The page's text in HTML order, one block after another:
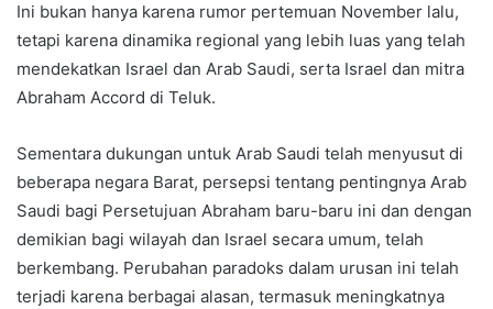
Ini bukan hanya karena rumor pertemuan November lalu,
tetapi karena dinamika regional yang lebih luas yang telah
mendekatkan Israel dan Arab Saudi, serta Israel dan mitra
Abraham Accord di Teluk.
Sementara dukungan untuk Arab Saudi telah menyusut di
beberapa negara Barat, persepsi tentang pentingnya Arab
Saudi bagi Persetujuan Abraham baru-baru ini dan dengan
demikian bagi wilayah dan Israel secara umum, telah
berkembang. Perubahan paradoks dalam urusan ini telah
terjadi karena berbagai alasan, termasuk meningkatnya